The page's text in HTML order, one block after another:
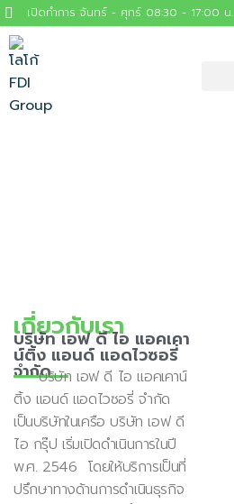
เปิดทำการ จันทร์ - ศุกร์ 08:30 - 17:00 น.
เกี่ยวกับเรา
บริษัท เอฟ ดี ไอ แอคเคา
น์ติ้ง แอนด์ แอดไวซอรี่
จำกัด
บริษัท เอฟ ดี ไอ แอคเคาน์
ติ้ง แอนด์ แอดไวซอรี่ จำกัด
เป็นบริษัทในเครือ บริษัท เอฟ ดี
ไอ กรุ๊ป เริ่มเปิดดำเนินการในปี
พ.ศ. 2546 โดยให้บริการเป็นที่
ปรึกษาทางด้านการดำเนินธุรกิจ